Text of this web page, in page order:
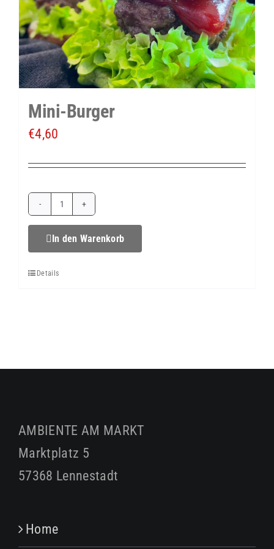
Mini-Burger
€4,60
Mini-
Burger
In den Warenkorb
Details
AMBIENTE AM MARKT
Marktplatz 5
57368 Lennestadt
Home